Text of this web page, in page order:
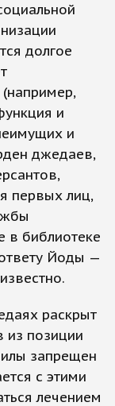
долгое
и
и
джедаев,
первых лиц,
в библиотеке
Йоды —
раскрыт
из позиции
запрещен
с этими
лечением